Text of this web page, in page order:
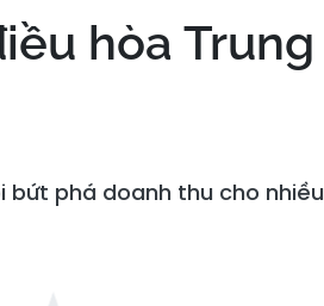
hòa Trung
phá doanh thu cho nhiều